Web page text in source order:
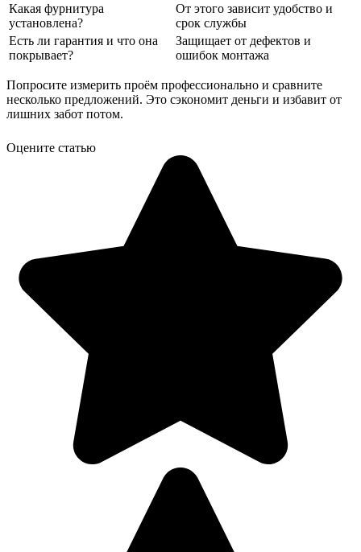
Какая фурнитура
установлена?
От этого зависит удобство и
срок службы
Есть ли гарантия и что она
покрывает?
Защищает от дефектов и
ошибок монтажа
Попросите измерить проём профессионально и сравните
несколько предложений. Это сэкономит деньги и избавит от
лишних забот потом.
Оцените статью